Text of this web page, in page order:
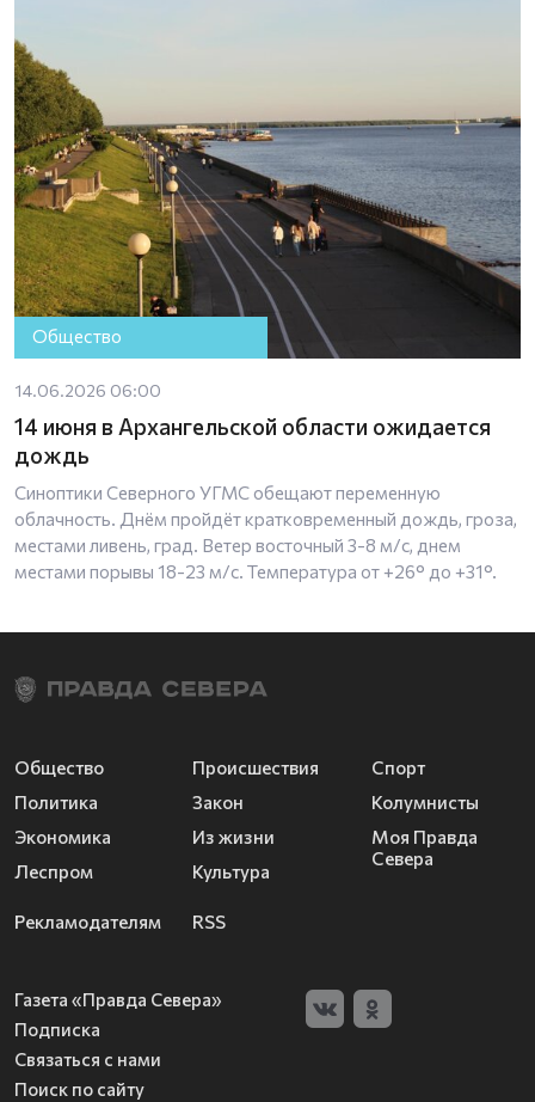
Общество
14.06.2026 06:00
14 июня в Архангельской области ожидается
дождь
Синоптики Северного УГМС обещают переменную
облачность. Днём пройдёт кратковременный дождь, гроза,
местами ливень, град. Ветер восточный 3-8 м/с, днем
местами порывы 18-23 м/с. Температура от +26° до +31°.
Общество
Политика
Экономика
Леспром
Происшествия
Закон
Из жизни
Культура
Спорт
Колумнисты
Моя Правда
Севера
Рекламодателям RSS
Газета «Правда Севера»
Подписка
Связаться с нами
Поиск по сайту